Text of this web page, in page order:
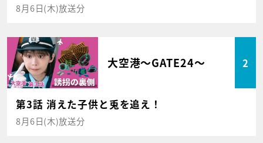
8月6日(木)放送分
大空港～GATE24～ 2
第3話 消えた子供と兎を追え！
8月6日(木)放送分